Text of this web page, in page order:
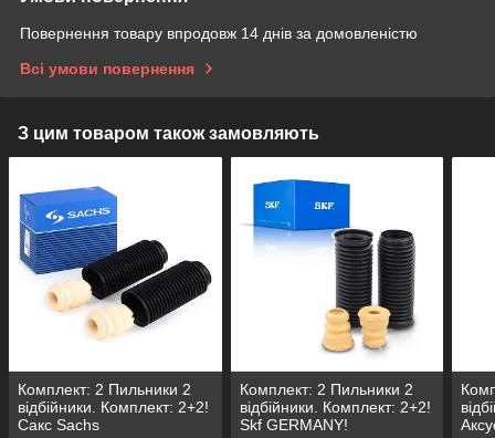
Повернення товару впродовж 14 днів за домовленістю
Всі умови повернення
З цим товаром також замовляють
Комплект: 2 Пильники 2
відбійники. Комплект: 2+2!
Сакс Sachs
Комплект: 2 Пильники 2
відбійники. Комплект: 2+2!
Skf GERMANY!